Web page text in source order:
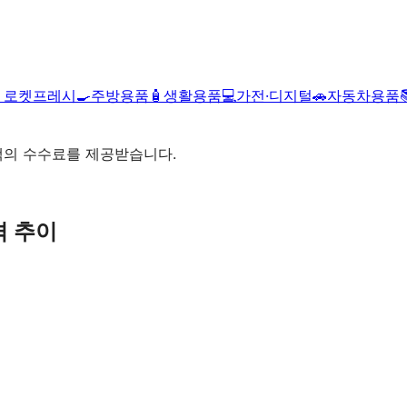
로켓프레시🍳주방용품 🧴 생활용품💻가전·디지털🚗자동차용품
수수료를 제공받습니다.
추이